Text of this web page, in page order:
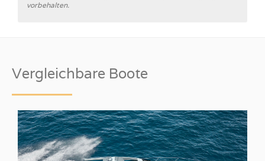
vorbehalten.
Vergleichbare Boote